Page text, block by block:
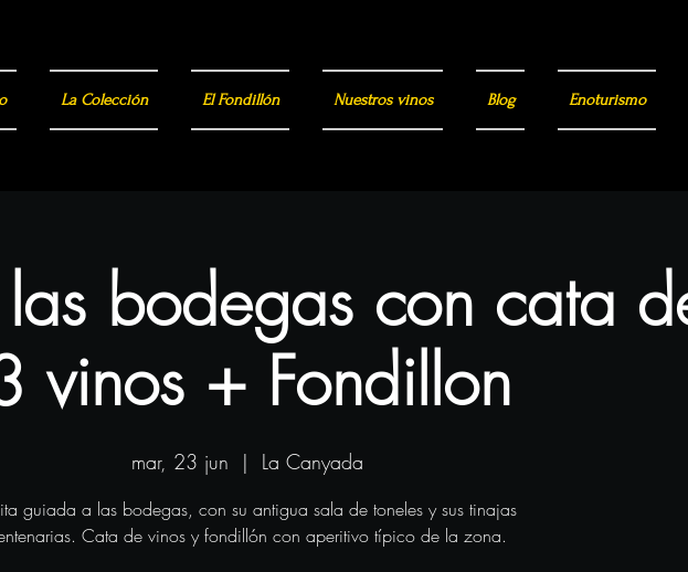
bodegas con cata
vinos + Fondillon
mar, 23 jun
  |
La Canyada
guiada a las bodegas, con su antigua sala de toneles y sus tinajas
Cata de vinos y fondillón con aperitivo típico de la zona.
La Colección El Fondillón Nuestros vinos Blog Enoturismo